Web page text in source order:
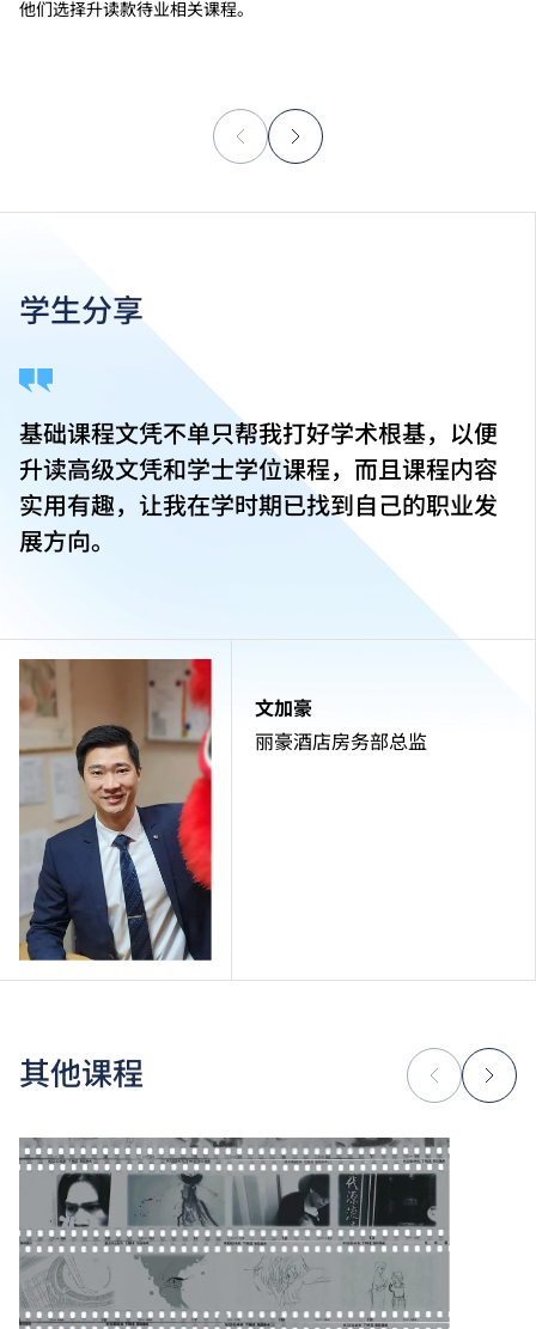
他们选择升读款待业相关课程。
文加豪
丽豪酒店房务部总监
学生分享
基础课程文凭不单只帮我打好学术根基，以便
升读高级文凭和学士学位课程，而且课程内容
实用有趣，让我在学时期已找到自己的职业发
展方向。
其他课程